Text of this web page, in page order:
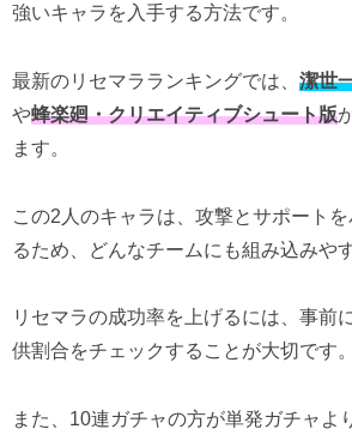
強いキャラを入手する方法です。
最新のリセマラランキングでは、 潔世
や蜂楽廻・クリエイティブシュート版
ます。
この2人のキャラは、攻撃とサポート
るため、どんなチームにも組み込みや
リセマラの成功率を上げるには、事前
供割合をチェックすることが大切です。
また、10連ガチャの方が単発ガチャよ